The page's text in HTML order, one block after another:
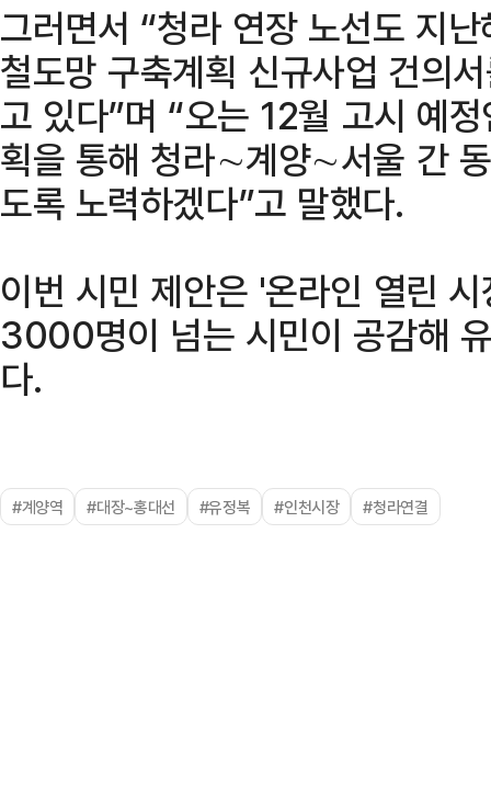
그러면서 “청라 연장 노선도 지
철도망 구축계획 신규사업 건의
고 있다”며 “오는 12월 고시 예
획을 통해 청라∼계양∼서울 간
도록 노력하겠다”고 말했다.
이번 시민 제안은 '온라인 열린
3000명이 넘는 시민이 공감해
다.
#계양역 #대장~홍대선 #유정복 #인천시장 #청라연결